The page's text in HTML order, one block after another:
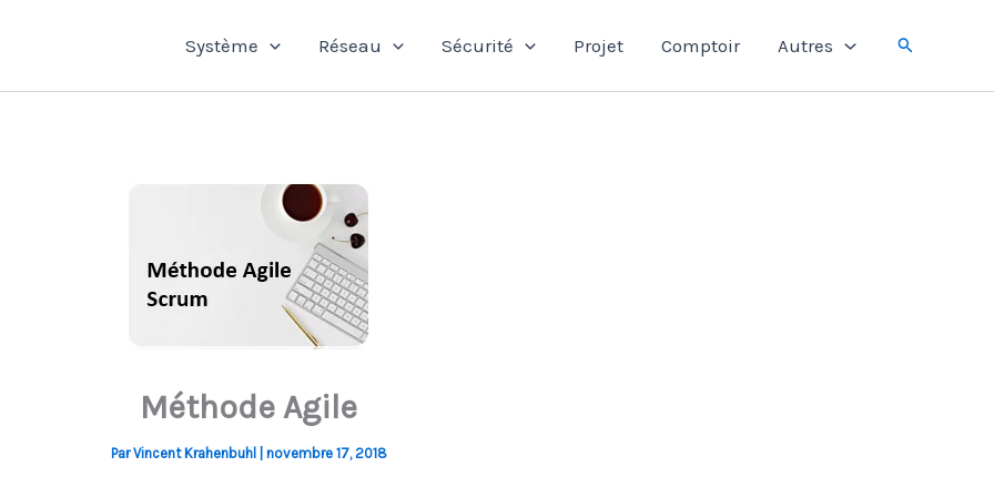
Système Réseau Sécurité Projet Comptoir Autres Rechercher
Méthode Agile
ParVincent Krahenbuhl novembre 17, 2018